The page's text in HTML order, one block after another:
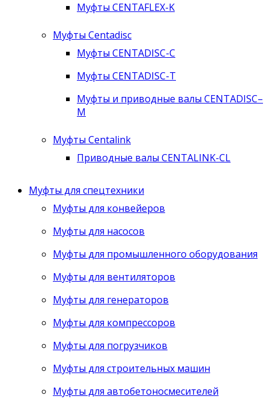
Муфты CENTAFLEX-K
Муфты Centadisc
Муфты CENTADISC-C
Муфты CENTADISC-T
Муфты и приводные валы CENTADISC–
M
Муфты Centalink
Приводные валы CENTALINK-CL
Муфты для спецтехники
Муфты для конвейеров
Муфты для насосов
Муфты для промышленного оборудования
Муфты для вентиляторов
Муфты для генераторов
Муфты для компрессоров
Муфты для погрузчиков
Муфты для строительных машин
Муфты для автобетоносмесителей